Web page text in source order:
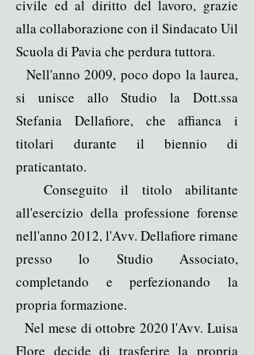
civile ed al diritto del lavoro, grazie
alla collaborazione con il Sindacato Uil
Scuola di Pavia che perdura tuttora.
Nell'anno 2009, poco dopo la laurea,
si unisce allo Studio la Dott.ssa
Stefania Dellafiore, che affianca i
titolari durante il biennio di
praticantato.
Conseguito il titolo abilitante
all'esercizio della professione forense
nell'anno 2012, l'Avv. Dellafiore rimane
presso lo Studio Associato,
completando e perfezionando la
propria formazione.
Nel mese di ottobre 2020 l'Avv. Luisa
Flore decide di trasferire la propria